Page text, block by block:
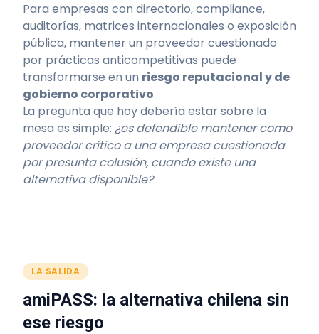
Para empresas con directorio, compliance,
auditorías, matrices internacionales o exposición
pública, mantener un proveedor cuestionado
por prácticas anticompetitivas puede
transformarse en un riesgo reputacional y de
gobierno corporativo.
La pregunta que hoy debería estar sobre la
mesa es simple: ¿es defendible mantener como
proveedor crítico a una empresa cuestionada
por presunta colusión, cuando existe una
alternativa disponible?
LA SALIDA
amiPASS: la alternativa chilena sin
ese riesgo